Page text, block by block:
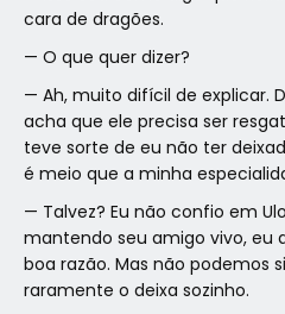
cara de dragões.
— O que quer dizer?
— Ah, muito difícil de explicar.
acha que ele precisa ser
teve sorte de eu não ter
é meio que a minha
— Talvez? Eu não confio em
mantendo seu amigo vivo, eu
boa razão. Mas não podemos
raramente o deixa sozinho.